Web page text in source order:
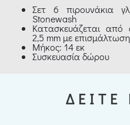
Σετ 6 πιρουνάκια
Stonewash
Κατασκευάζεται από
2,5 mm με επισμάλτωση
Μήκος: 14 εκ
Συσκευασία δώρου
ΔΕΙΤΕ